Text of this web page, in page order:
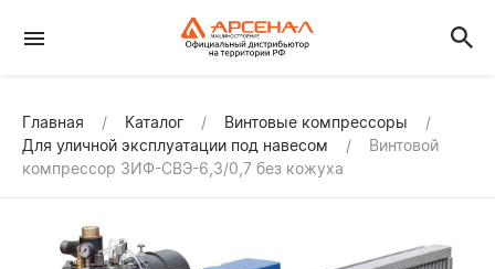
Главная Каталог
Винтовые компрессоры
Для уличной эксплуатации под навесом
Винтовой
компрессор ЗИФ-СВЭ-6,3/0,7 без кожуха